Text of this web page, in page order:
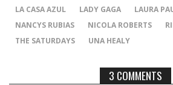
LA CASA AZUL
LADY GAGA LAURA
NANCYS RUBIAS
NICOLA ROBERTS
THE SATURDAYS
UNA HEALY
3 COMMENTS